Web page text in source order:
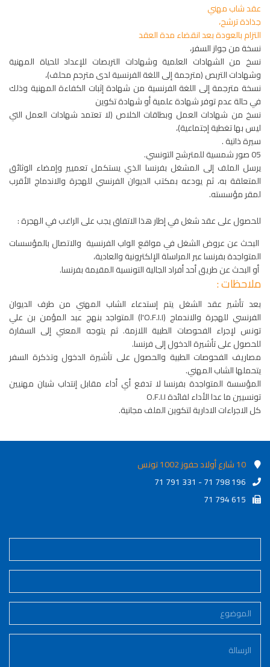
عقد شاب مهني
جذاذة ترشح،
التزام بالعودة بعد انقضاء مدة العقد
نسخة من جواز السفر،
نسخ من الشهادات العلمية وشهادات التربصات للإعداد للحياة المهنية
وشهادات التربص (مترجمة إلى اللغة الفرنسية لدى مترجم محلف)،
نسخة مترجمة إلى اللغة الفرنسية من شهادة إثبات الكفاءة المهنية وذلك
في حالة عدم توفر شهادة علمية أو شهادة تكوين
نسخ من شهادات العمل وبطاقات الخلاص (لا تعتمد شهادات العمل التي
ليس بها تغطية إجتماعية)،
سيرة ذاتية .
05 صور شمسية للمترشح التونسي.
يرسل الملف إلى المشغل بفرنسا الذي يستكمل تعميير وإمضاء الوثائق
المتعلقة به، ثم يودعه بمكتب الديوان الفرنسي للهجرة والاندماج الأقرب
لمقر مؤسسته.
للحصول على عقد شغل في إطار هذا الاتفاق يجب على الراغب في الهجرة :
البحث عن عروض الشغل في مواقع الواب الفرنسية والاتصال بالمؤسسات
المتواجدة بفرنسا عبر المراسلة الإلكترونية والعادية،
أو البحث عن طريق أحد أفراد الجالية التونسية المقيمة بفرنسا.
ملاحظات :
بعد تأشير عقد الشغل يتم إستدعاء الشاب المهني من طرف الديوان
الفرنسي للهجرة والاندماج (l'O.F.I.I) المتواجد بنهج عبد المؤمن بن علي
تونس لإجراء الفحوصات الطبية اللازمة. ثم يتوجه المعني إلى السفارة
للحصول على تأشيرة الدخول إلى فرنسا.
مصاريف الفحوصات الطبية والحصول على تأشيرة الدخول وتذكرة السفر
يتحملها الشاب المهني.
المؤسسة المتواجدة بفرنسا لا تدفع أي أداء مقابل إنتداب شبان مهنيين
تونسيين ما عدا الأداء لفائدة O.F.I.I
كل الاجراءات الادارية لتكوين الملف مجانية.
10 شارع أولاد حفوز 1002 تونس
71 791 331 - 71 798 196
71 794 615